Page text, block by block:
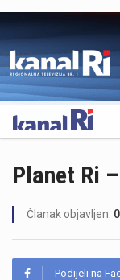
Planet Ri
Članak objavljen:
Podijeli na